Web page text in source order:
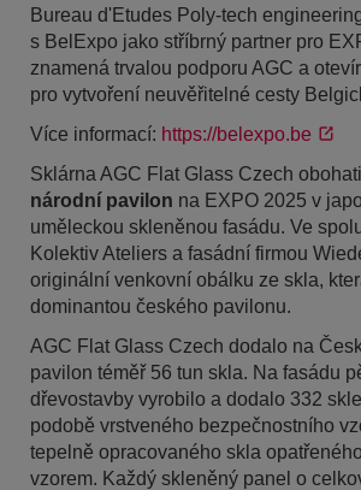
Bureau d'Etudes Poly-tech
s BelExpo jako stříbrný partner pro
znamená trvalou podporu AGC a
pro vytvoření neuvěřitelné cesty
Více informací: https://belexpo.be
Sklárna AGC Flat Glass Czech
národní pavilon na EXPO 2025 v
uměleckou skleněnou fasádu. Ve
Kolektiv Ateliers a fasádní firmou
originální venkovní obálku ze skla,
dominantou českého pavilonu.
AGC Flat Glass Czech dodalo na
pavilon téměř 56 tun skla. Na fasádu
dřevostavby vyrobilo a dodalo 332
podobě vrstveného bezpečnostního
tepelně opracovaného skla
vzorem. Každý skleněný panel o